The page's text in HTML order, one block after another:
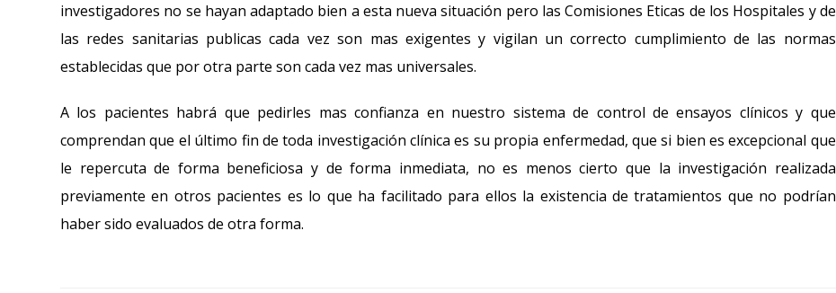
investigadores no se hayan adaptado bien a esta nueva situación pero las Comisiones Eticas de los Hospitales y de
las redes sanitarias publicas cada vez son mas exigentes y vigilan un correcto cumplimiento de las normas
establecidas que por otra parte son cada vez mas universales.
A los pacientes habrá que pedirles mas confianza en nuestro sistema de control de ensayos clínicos y que
comprendan que el último fin de toda investigación clínica es su propia enfermedad, que si bien es excepcional que
le repercuta de forma beneficiosa y de forma inmediata, no es menos cierto que la investigación realizada
previamente en otros pacientes es lo que ha facilitado para ellos la existencia de tratamientos que no podrían
haber sido evaluados de otra forma.